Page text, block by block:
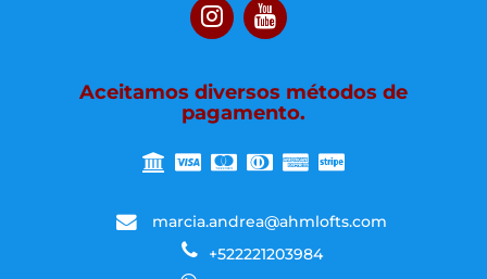
Aceitamos diversos métodos de
pagamento.
marcia.andrea@ahmlofts.com
+522221203984